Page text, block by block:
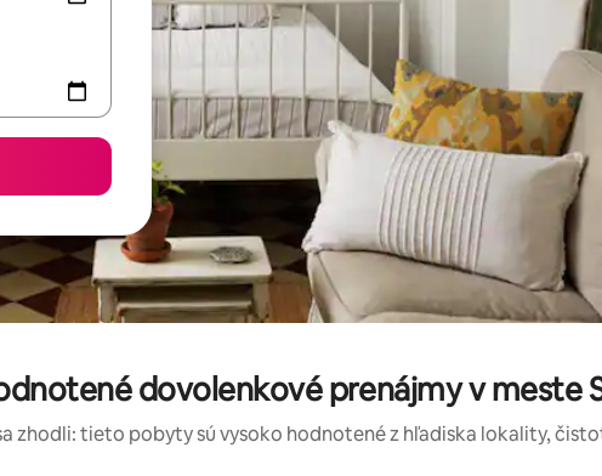
dovolenkové prenájmy v meste
zhodli: tieto pobyty sú vysoko hodnotené z hľadiska lokality,